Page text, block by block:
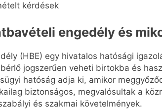
kérdések
engedély és
(HBE) egy hivatalos hatósági
jogszerűen veheti birtokba és
hatóság adja ki, amikor
biztonságos, megvalósultak a
és szakmai követelmények.